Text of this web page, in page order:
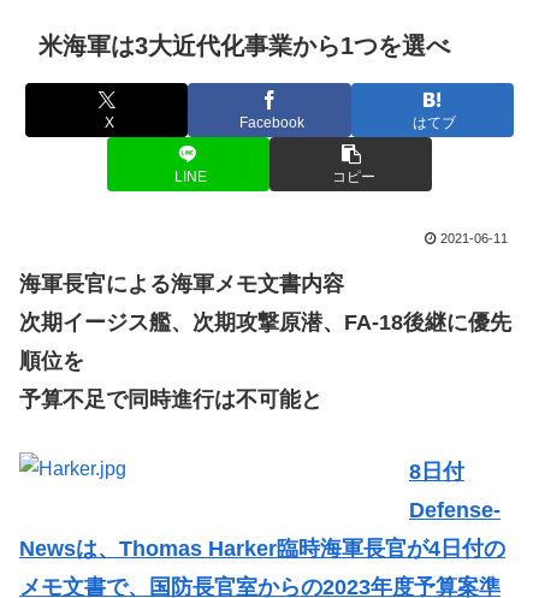
米海軍は3大近代化事業から1つを選べ
X Facebook はてブ
LINE コピー
2021-06-11
海軍長官による海軍メモ文書内容
次期イージス艦、次期攻撃原潜、FA-18後継に優先
順位を
予算不足で同時進行は不可能と
8日付
Defense-
Newsは、Thomas Harker臨時海軍長官が4日付の
メモ文書で、国防長官室からの2023年度予算案準